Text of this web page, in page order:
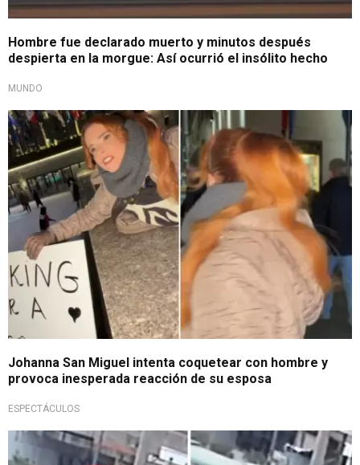
Hombre fue declarado muerto y minutos después
despierta en la morgue: Así ocurrió el insólito hecho
MUNDO
¡Qué roche!
Johanna San Miguel intenta coquetear con hombre y
provoca inesperada reacción de su esposa
ESPECTÁCULOS
Lamentable